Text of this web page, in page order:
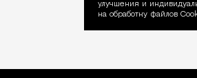
улучшения и
на обработку файлов